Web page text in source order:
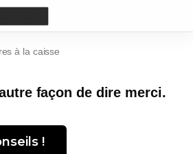
à la caisse
façon de dire merci.
!